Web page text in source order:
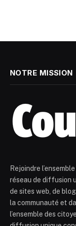
NOTRE MISSION
Rejoindre
réseau de diffusion
de sites web, de
la communauté et
l’ensemble des